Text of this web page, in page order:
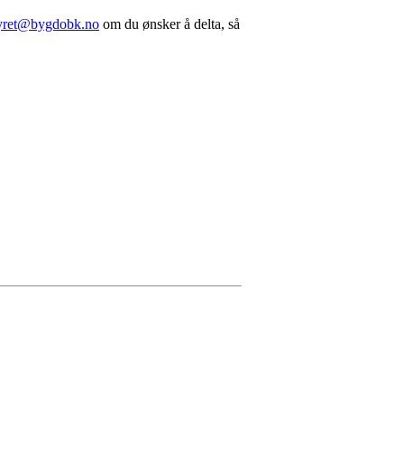
om du ønsker å delta, så